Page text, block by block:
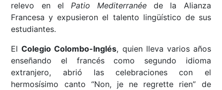
relevo en el Patio Mediterranée de la Alianza
Francesa y expusieron el talento lingüístico de sus
estudiantes.
ElColegio Colombo-Inglés, quien lleva varios años
enseñando el francés como segundo idioma
extranjero, abrió las celebraciones con el
hermosísimo canto “Non, je ne regrette rien” de